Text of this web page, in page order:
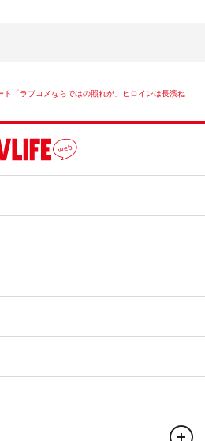
Sexy Zone
マ 菊池風磨
「ラブコメならではの照れが」ヒロインは長濱ね